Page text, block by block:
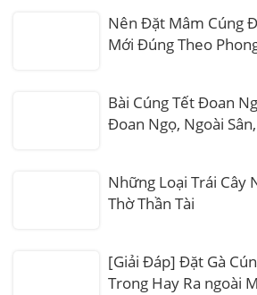
Nên Đặt Mâm Cúng
Mới Đúng Theo
Bài Cúng Tết Đoan
Đoan Ngọ, Ngoài
Những Loại Trái Cây
Thờ Thần Tài
[Giải Đáp] Đặt Gà
Trong Hay Ra ngoài